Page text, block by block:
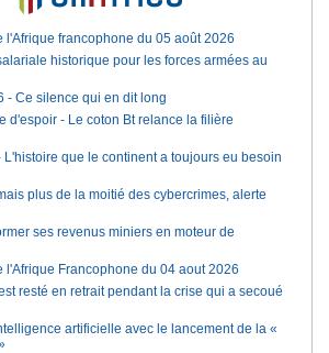
l'Afrique francophone du 05 août 2026
historique pour les forces armées au
- Ce silence qui en dit long
d'espoir - Le coton Bt relance la filière
L'histoire que le continent a toujours eu besoin
plus de la moitié des cybercrimes, alerte
ses revenus miniers en moteur de
l'Afrique Francophone du 04 aout 2026
resté en retrait pendant la crise qui a secoué
artificielle avec le lancement de la «